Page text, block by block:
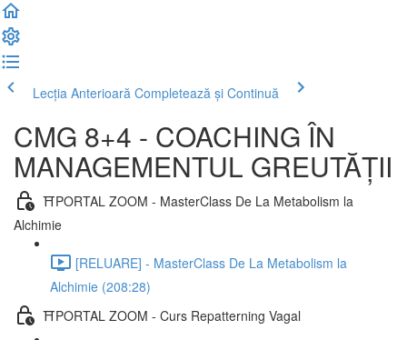
Lecția Anterioară Completează și Continuă
CMG 8+4 - COACHING ÎN
MANAGEMENTUL GREUTĂȚII
⛩️PORTAL ZOOM - MasterClass De La Metabolism la
Alchimie
[RELUARE] - MasterClass De La Metabolism la
Alchimie (208:28)
⛩️PORTAL ZOOM - Curs Repatterning Vagal